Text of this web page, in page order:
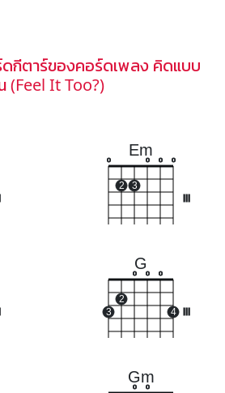
กีตาร์ของคอร์ดเพลง คิดแบบ
(Feel It Too?)
Em
o
2 3
o o o
G
3
2
o o o
4
Gm
o o